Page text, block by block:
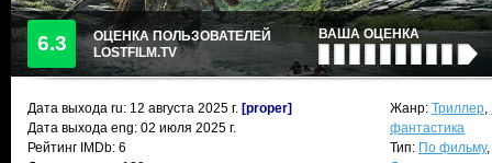
6.3
ОЦЕНКА ПОЛЬЗОВАТЕЛЕЙ
LOSTFILM.TV
ВАША ОЦЕНКА
Дата выхода ru: 12 августа 2025 г. [proper]
Дата выхода eng: 02 июля 2025 г.
Рейтинг IMDb: 6
Жанр: Триллер,
фантастика
Тип: По фильму,